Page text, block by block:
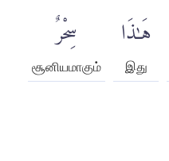
هَٰذَا
இது
سِحْرٌ
சூனியமாகும்